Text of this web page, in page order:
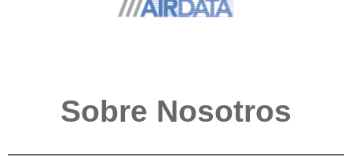
Sobre Nosotros